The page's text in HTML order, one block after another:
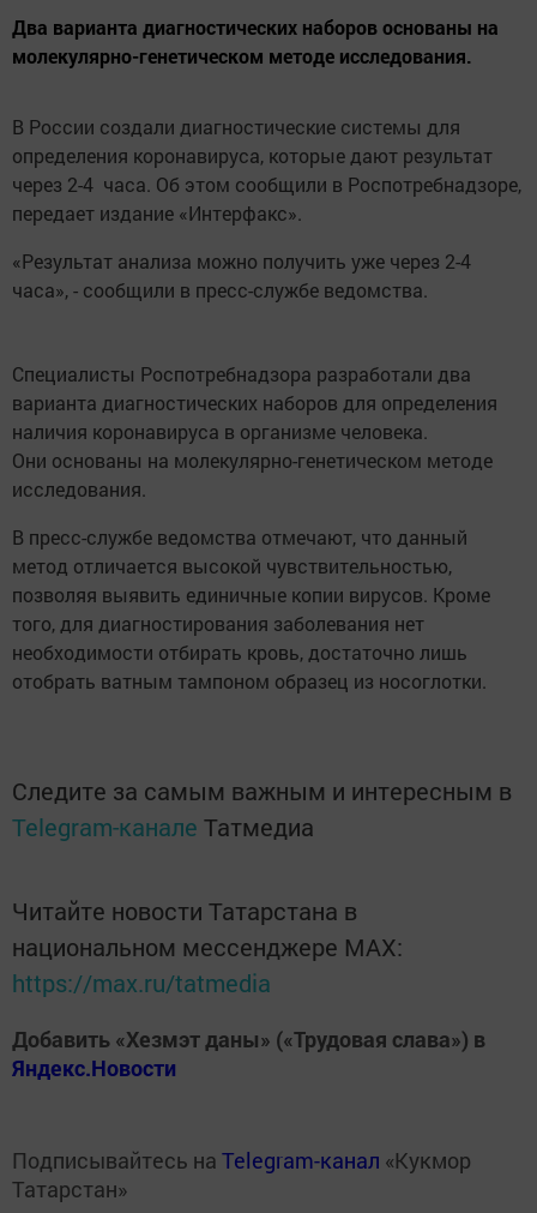
Два варианта диагностических наборов основаны на
молекулярно-генетическом методе исследования.
В России создали диагностические системы для
определения коронавируса, которые дают результат
через 2-4 часа. Об этом сообщили в Роспотребнадзоре,
передает издание «Интерфакс».
«Результат анализа можно получить уже через 2-4
часа», - сообщили в пресс-службе ведомства.
Специалисты Роспотребнадзора разработали два
варианта диагностических наборов для определения
наличия коронавируса в организме человека.
Они основаны на молекулярно-генетическом методе
исследования.
В пресс-службе ведомства отмечают, что данный
метод отличается высокой чувствительностью,
позволяя выявить единичные копии вирусов. Кроме
того, для диагностирования заболевания нет
необходимости отбирать кровь, достаточно лишь
отобрать ватным тампоном образец из носоглотки.
Следите за самым важным и интересным в
Telegram-канале Татмедиа
Читайте новости Татарстана в
национальном мессенджере MАХ:
https://max.ru/tatmedia
Добавить «Хезмэт даны» («Трудовая слава») в
Яндекс.Новости
Подписывайтесь на Telegram-канал «Кукмор
Татарстан»